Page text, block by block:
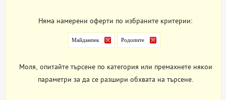
Няма намерени оферти по избраните критерии:
Майданпек Родопите
Моля, опитайте търсене по категория или премахнете някои
параметри за да се разшири обхвата на търсене.